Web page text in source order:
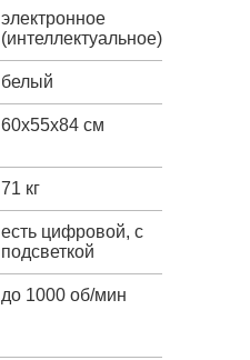
электронное
(интеллектуальное)
белый
60x55x84 см
71 кг
есть цифровой, с
подсветкой
до 1000 об/мин